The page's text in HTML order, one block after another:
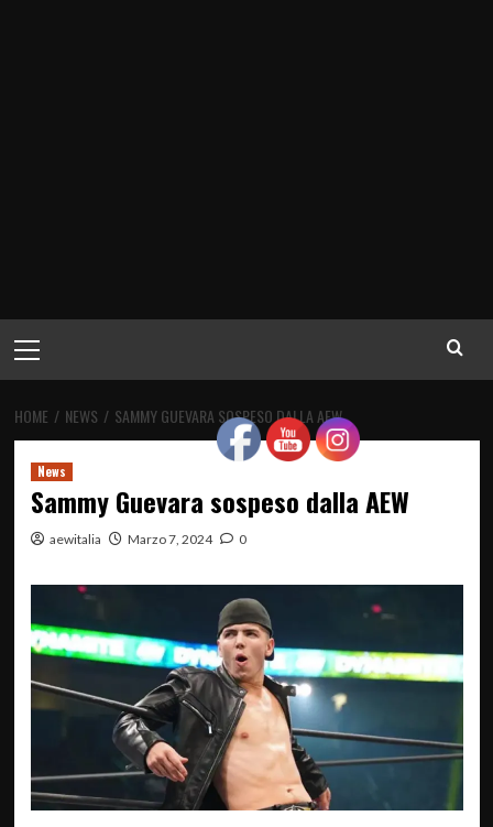
principale
HOME NEWS SAMMY GUEVARA SOSPESO DALLA AEW
News
Sammy Guevara sospeso dalla AEW
aewitalia Marzo 7, 2024 0